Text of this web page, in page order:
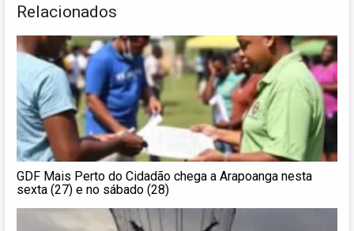
Relacionados
GDF Mais Perto do Cidadão chega a Arapoanga nesta
sexta (27) e no sábado (28)